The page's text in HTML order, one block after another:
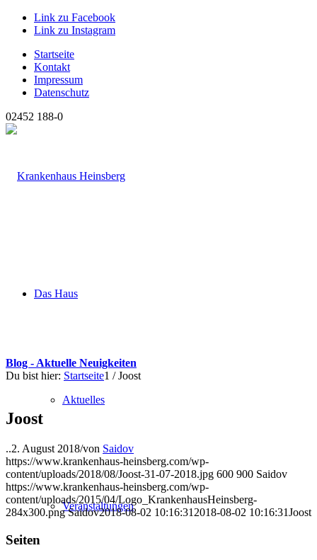
Link zu Facebook
Link zu Instagram
Startseite
Kontakt
Impressum
Datenschutz
02452 188-0
Das Haus
Aktuelles
Veranstaltungen
Blog - Aktuelle Neuigkeiten
Du bist hier: Startseite1 / Joost
Joost
..2. August 2018/von Saidov
https://www.krankenhaus-heinsberg.com/wp-
content/uploads/2018/08/Joost-31-07-2018.jpg 600 900 Saidov
https://www.krankenhaus-heinsberg.com/wp-
content/uploads/2015/04/Logo_KrankenhausHeinsberg-
284x300.png Saidov2018-08-02 10:16:31 2018-08-02 10:16:31Joost
Seiten